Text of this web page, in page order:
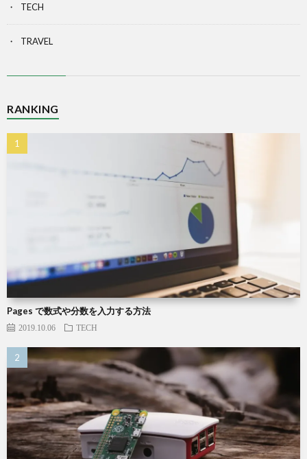
TECH
TRAVEL
RANKING
Pages で数式や分数を入力する方法
2019.10.06 TECH